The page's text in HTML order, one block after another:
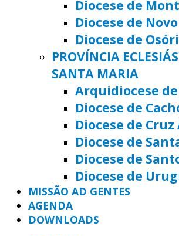
Diocese de
Diocese de
Diocese de
PROVÍNCIA
SANTA MARIA
Arquidiocese
Diocese de
Diocese de
Diocese de
Diocese de
Diocese de
MISSÃO AD GENTES
AGENDA
DOWNLOADS